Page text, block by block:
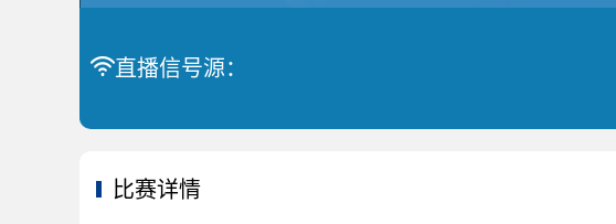
直播信号源：
比赛详情